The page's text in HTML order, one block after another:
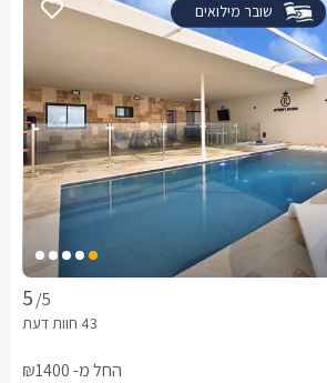
שובר מילואים
/5
החל מ- ₪1400